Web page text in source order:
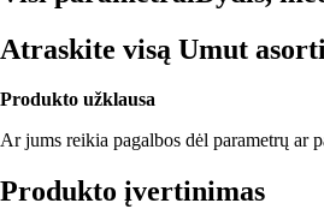
Atraskite visą Umut
Produkto užklausa
Ar jums reikia pagalbos dėl parametrų ar
Produkto įvertinimas